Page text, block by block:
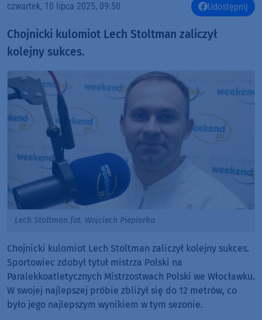
czwartek, 10 lipca 2025, 09:50 Udostępnij
Chojnicki kulomiot Lech Stoltman zaliczył
kolejny sukces.
Lech Stoltman fot. Wojciech Piepiorka
Chojnicki kulomiot Lech Stoltman zaliczył kolejny sukces.
Sportowiec zdobył tytuł mistrza Polski na
Paralekkoatletycznych Mistrzostwach Polski we Włocławku.
W swojej najlepszej próbie zbliżył się do 12 metrów, co
było jego najlepszym wynikiem w tym sezonie.